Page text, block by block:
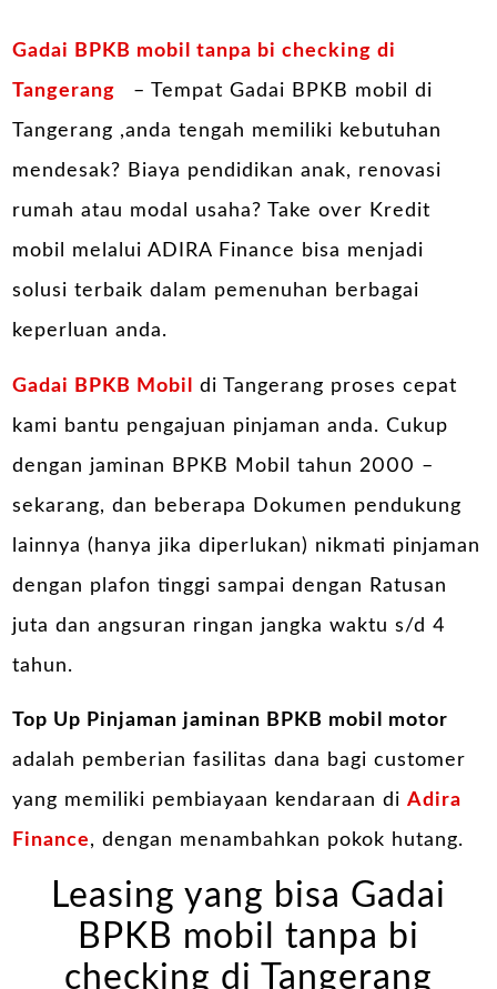
Gadai BPKB mobil tanpa bi checking di
Tangerang
– Tempat Gadai BPKB mobil di
Tangerang ,anda tengah memiliki kebutuhan
mendesak? Biaya pendidikan anak, renovasi
rumah atau modal usaha? Take over Kredit
mobil melalui ADIRA Finance bisa menjadi
solusi terbaik dalam pemenuhan berbagai
keperluan anda.
Gadai BPKB Mobil
di Tangerang proses cepat
kami bantu pengajuan pinjaman anda. Cukup
dengan jaminan BPKB Mobil tahun 2000 –
sekarang, dan beberapa Dokumen pendukung
lainnya (hanya jika diperlukan) nikmati pinjaman
dengan plafon tinggi sampai dengan Ratusan
juta dan angsuran ringan jangka waktu s/d 4
tahun.
Top Up Pinjaman jaminan BPKB mobil motor
adalah pemberian fasilitas dana bagi customer
yang memiliki pembiayaan kendaraan diAdira
Finance, dengan menambahkan pokok hutang.
Leasing yang bisa Gadai
BPKB mobil tanpa bi
checking di Tangerang